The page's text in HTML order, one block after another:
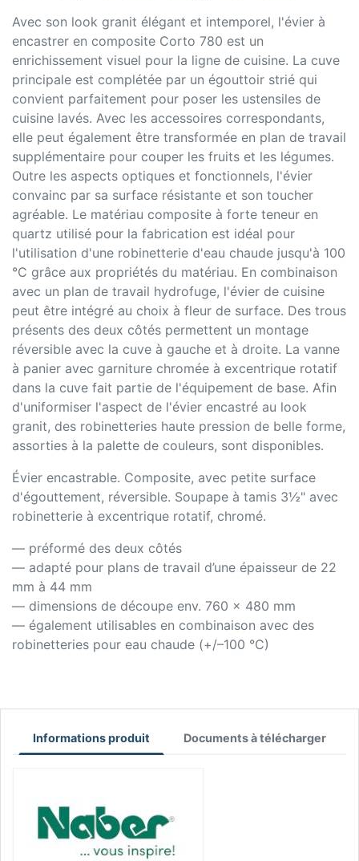
Avec son look granit élégant et intemporel, l'évier à
encastrer en composite Corto 780 est un
enrichissement visuel pour la ligne de cuisine. La cuve
principale est complétée par un égouttoir strié qui
convient parfaitement pour poser les ustensiles de
cuisine lavés. Avec les accessoires correspondants,
elle peut également être transformée en plan de travail
supplémentaire pour couper les fruits et les légumes.
Outre les aspects optiques et fonctionnels, l'évier
convainc par sa surface résistante et son toucher
agréable. Le matériau composite à forte teneur en
quartz utilisé pour la fabrication est idéal pour
l'utilisation d'une robinetterie d'eau chaude jusqu'à 100
°C grâce aux propriétés du matériau. En combinaison
avec un plan de travail hydrofuge, l'évier de cuisine
peut être intégré au choix à fleur de surface. Des trous
présents des deux côtés permettent un montage
réversible avec la cuve à gauche et à droite. La vanne
à panier avec garniture chromée à excentrique rotatif
dans la cuve fait partie de l'équipement de base. Afin
d'uniformiser l'aspect de l'évier encastré au look
granit, des robinetteries haute pression de belle forme,
assorties à la palette de couleurs, sont disponibles.
Évier encastrable. Composite, avec petite surface
d'égouttement, réversible. Soupape à tamis 3½" avec
robinetterie à excentrique rotatif, chromé.
— préformé des deux côtés
— adapté pour plans de travail d’une épaisseur de 22
mm à 44 mm
— dimensions de découpe env. 760 x 480 mm
— également utilisables en combinaison avec des
robinetteries pour eau chaude (+/–100 °C)
Informations produit Documents à télécharger